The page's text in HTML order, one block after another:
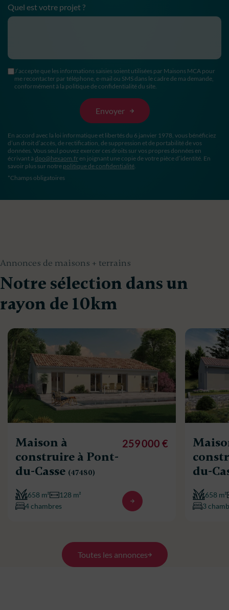
Quel est votre projet ?
J’accepte que les informations saisies soient utilisées par Maisons MCA pour
me recontacter par téléphone, e-mail ou SMS dans le cadre de ma demande,
conformément à la politique de confidentialité du site.
En accord avec la loi informatique et libertés du 6 janvier 1978, vous bénéficiez
d’un droit d’accès, de rectification, de suppression et de portabilité de vos
données. Vous seul pouvez exercer ces droits sur vos propres données en
écrivant à dpo@hexaom.fr en joignant une copie de votre pièce d’identité. En
savoir plus sur notre politique de confidentialité.
*Champs obligatoires
Annonces de maisons + terrains
Notre sélection dans un
rayon de 10km
Maison à
construire à Pont-
du-Casse (47480)
658 m²
128 m²
4 chambres
259 000 €
du-
658 m²
3
Toutes les annonces